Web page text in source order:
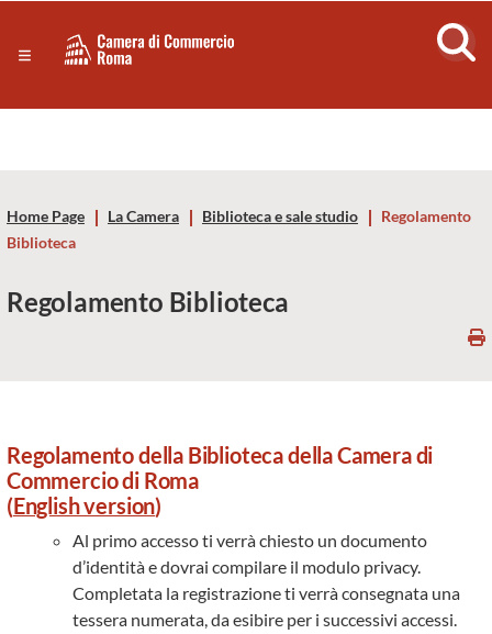
Servizi
Risorse Principali
Camera
Commercio
di
Roma
Roma
Home Page La Camera Biblioteca e sale studio
Regolamento
Biblioteca
Regolamento Biblioteca
Regolamento della Biblioteca della Camera di
Commercio di Roma
(English version)
Al primo accesso ti verrà chiesto un documento
d’identità e dovrai compilare il modulo privacy.
Completata la registrazione ti verrà consegnata una
tessera numerata, da esibire per i successivi accessi.